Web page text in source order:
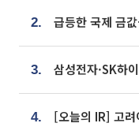
2. 급등한 국제 금
3. 삼성전자·SK하
4. [오늘의 IR] 고려